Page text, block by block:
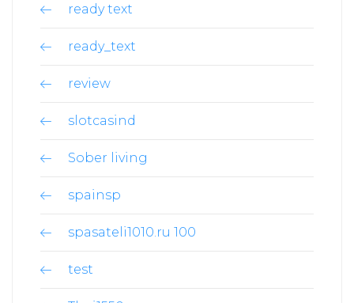
ready text
ready_text
review
slotcasind
Sober living
spainsp
spasateli1010.ru 100
test